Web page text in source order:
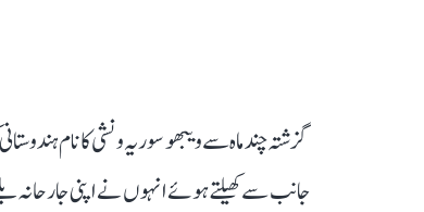
جانب سے کھیلتے ہوئے انہوں نے اپنی